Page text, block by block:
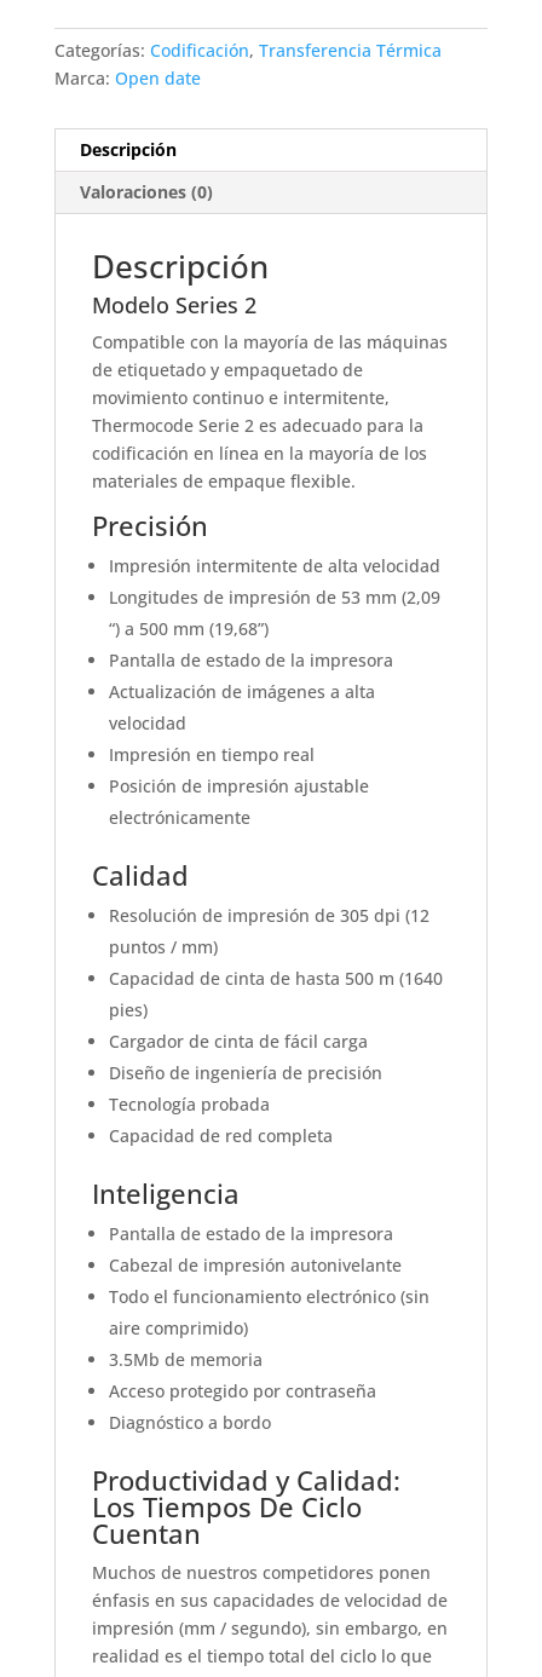
Categorías: Codificación, Transferencia Térmica
Marca: Open date
Descripción
Valoraciones (0)
Descripción
Modelo Series 2
Compatible con la mayoría de las máquinas
de etiquetado y empaquetado de
movimiento continuo e intermitente,
Thermocode Serie 2 es adecuado para la
codificación en línea en la mayoría de los
materiales de empaque flexible.
Precisión
Impresión intermitente de alta velocidad
Longitudes de impresión de 53 mm (2,09
“) a 500 mm (19,68”)
Pantalla de estado de la impresora
Actualización de imágenes a alta
velocidad
Impresión en tiempo real
Posición de impresión ajustable
electrónicamente
Calidad
Resolución de impresión de 305 dpi (12
puntos / mm)
Capacidad de cinta de hasta 500 m (1640
pies)
Cargador de cinta de fácil carga
Diseño de ingeniería de precisión
Tecnología probada
Capacidad de red completa
Inteligencia
Pantalla de estado de la impresora
Cabezal de impresión autonivelante
Todo el funcionamiento electrónico (sin
aire comprimido)
3.5Mb de memoria
Acceso protegido por contraseña
Diagnóstico a bordo
Productividad y Calidad:
Los Tiempos De Ciclo
Cuentan
Muchos de nuestros competidores ponen
énfasis en sus capacidades de velocidad de
impresión (mm / segundo), sin embargo, en
realidad es el tiempo total del ciclo lo que